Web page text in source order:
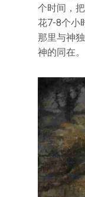
个时间，
花7-8个小
那里与神
神的同在。